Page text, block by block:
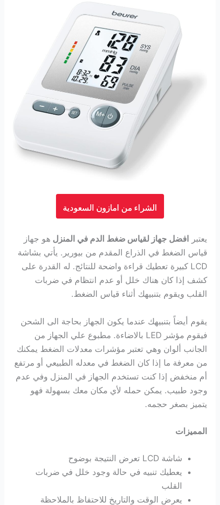
الشراء من امازون السعودية
يعتبر افضل جهاز لقياس ضغط الدم في المنزل هو جهاز
قياس الضغط في الذراع المقدم من بيورير. يأتي بشاشة
LCD كبيرة تعطيك قراءة واضحة للنتائج. له القدرة على
كشف إذا كان هناك خلل أو عدم انتظام في ضربات
القلب ويقوم بتنبيهك أثناء قياس الضغط.
يقوم أيضاً بتنبيهك عندما يكون الجهاز بحاجة الى الشحن
فيقوم مؤشر LED بالاضاءة. مطبوع علي الجهاز من
الجانب ألوان وهي تعتبر مؤشرات معدلات الضغط يمكنك
من معرفة ما إذا كان الضغط في معدله الطبيعي أو مرتفع
أم منخفض إذا كنت تستخدم الجهاز في المنزل وفي عدم
وجود طبيب. يمكن حمله لأي مكان معك بسهولة فهو
يتميز بصغر حجمه.
المميزات
شاشة LCD تعرض النتيجة بوضوح
يعطيك تنبيه في حالة وجود خلل في ضربات
القلب
يعرض الوقت والتاريخ للاحتفاظ بالملاحظة